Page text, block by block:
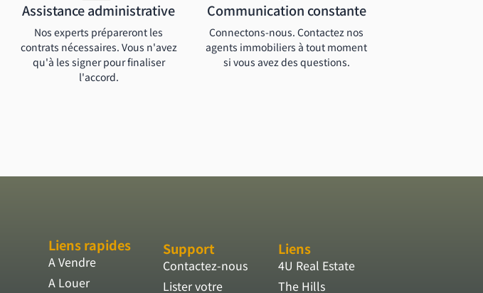
Assistance administrative
Nos experts prépareront les
contrats nécessaires. Vous n'avez
qu'à les signer pour finaliser
l'accord.
Communication constante
Connectons-nous. Contactez nos
agents immobiliers à tout moment
si vous avez des questions.
Liens rapides
A Vendre
A Louer
Support
Contactez-nous
Lister votre
Liens
4U Real Estate
The Hills